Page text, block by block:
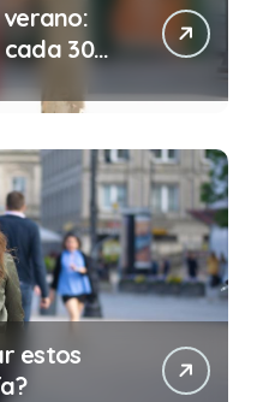
30
la
costar
estos